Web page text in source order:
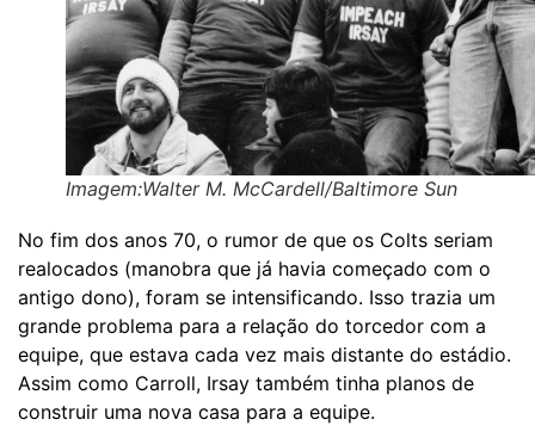
Imagem:Walter M. McCardell/Baltimore Sun
No fim dos anos 70, o rumor de que os Colts seriam
realocados (manobra que já havia começado com o
antigo dono), foram se intensificando. Isso trazia um
grande problema para a relação do torcedor com a
equipe, que estava cada vez mais distante do estádio.
Assim como Carroll, Irsay também tinha planos de
construir uma nova casa para a equipe.